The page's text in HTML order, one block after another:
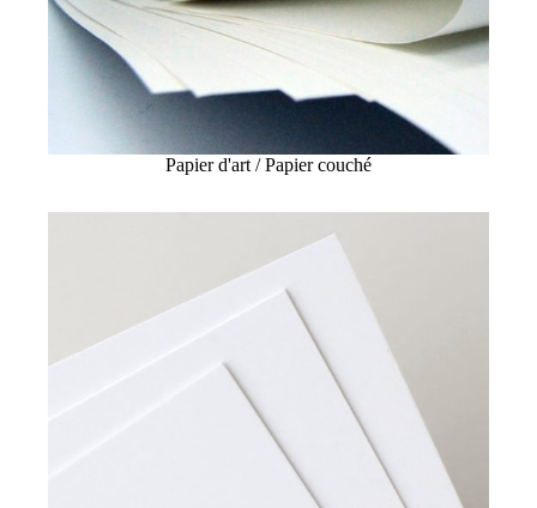
Papier d'art / Papier couché